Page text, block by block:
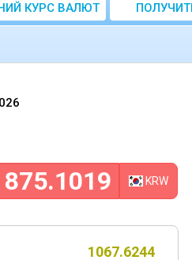
КУРС ВАЛЮТ
ЗА МЕСЯЦ
KRW